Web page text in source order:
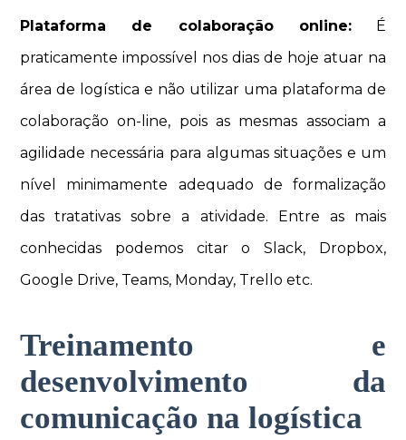
Plataforma de colaboração online:É
praticamente impossível nos dias de hoje atuar na
área de logística e não utilizar uma plataforma de
colaboração on-line, pois as mesmas associam a
agilidade necessária para algumas situações e um
nível minimamente adequado de formalização
das tratativas sobre a atividade. Entre as mais
conhecidas podemos citar o Slack, Dropbox,
Google Drive, Teams, Monday, Trello etc.
Treinamento e
desenvolvimento da
comunicação na logística